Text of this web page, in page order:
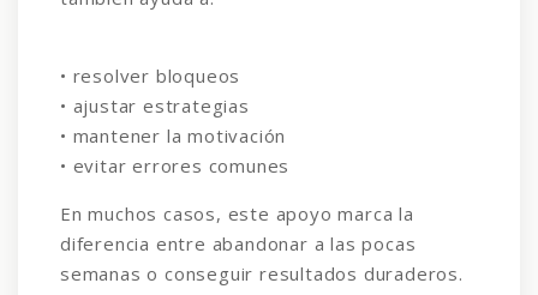
• resolver bloqueos
• ajustar estrategias
• mantener la motivación
• evitar errores comunes
En muchos casos, este apoyo marca la
diferencia entre abandonar a las pocas
semanas o conseguir resultados duraderos.